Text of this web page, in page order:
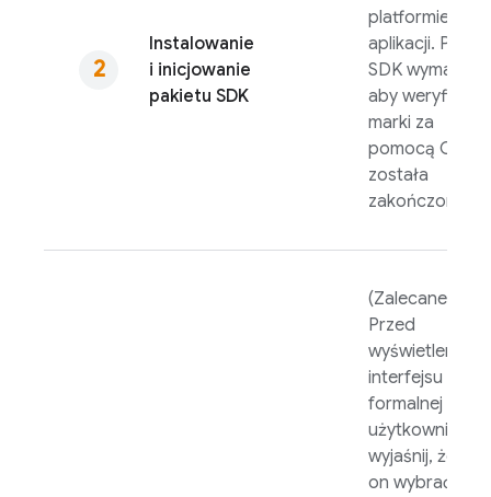
Instalowanie
i inicjowanie
pakietu SDK
platformie
aplikacji. Pakiet
SDK wymaga,
aby weryfikacja
marki za
pomocą OAuth
została
zakończona.
(Zalecane)
Przed
wyświetleniem
interfejsu
formalnej
użytkownika
wyjaśnij, że
on wybrać